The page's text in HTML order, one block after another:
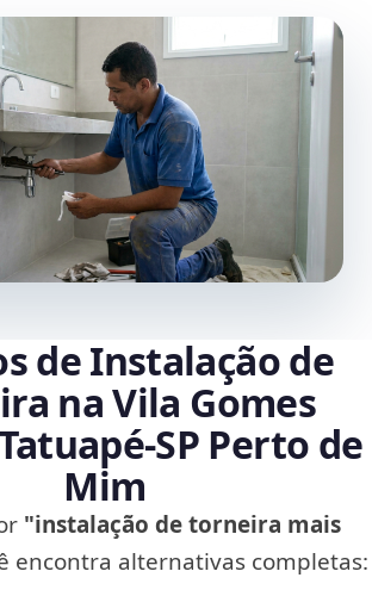
de Instalação de
na Vila Gomes
Perto de
Mim
"instalação de torneira mais
encontra alternativas completas: